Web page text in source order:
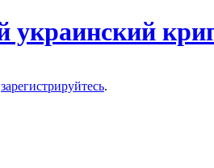
зарегистрируйтесь.